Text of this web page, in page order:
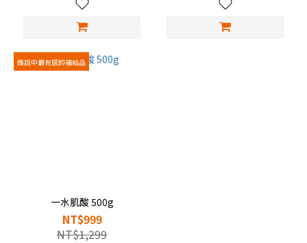
傳說中最有感的補給品
一水肌酸 500g
NT$999
NT$1,299